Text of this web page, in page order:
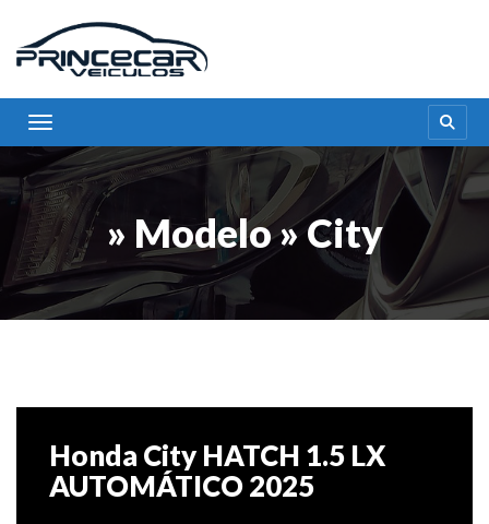
Toggle navigation
» Modelo » City
Honda City HATCH 1.5 LX
AUTOMÁTICO 2025